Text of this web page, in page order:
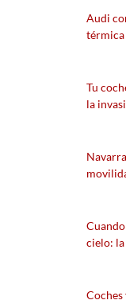
Audi
térmica
Tu
la
cielo: la
Coches